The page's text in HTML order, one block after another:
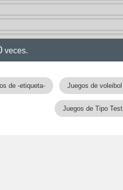
veces.
de -etiqueta- Juegos de voleibol
Juegos de Tipo Test